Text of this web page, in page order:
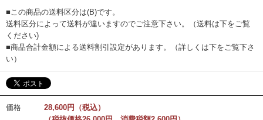
■この商品の送料区分は(B)です。
送料区分によって送料が違いますのでご注意下さい。（送料は下をご覧
ください)
■商品合計金額による送料割引設定があります。（詳しくは下をご覧下さ
い）
価格
28,600円（税込）